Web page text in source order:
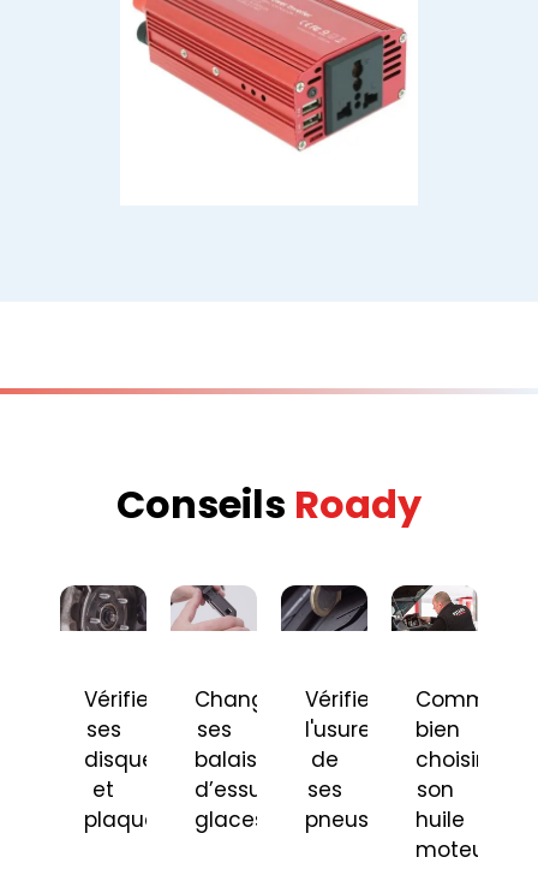
Conseils Roady
Vérifier
ses
disques
et
plaquettes
Changer
ses
balais
d’essuie-
glaces
Vérifier
l'usure
de
ses
pneus
Comment
bien
choisir
son
huile
moteur